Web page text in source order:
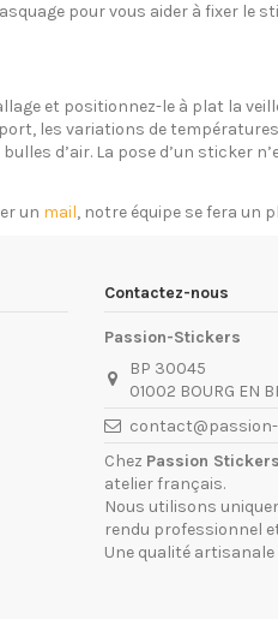
pour vous aider à fixer le
et positionnez-le à plat la
les variations de
d’air. La pose d’un sticker
un mail, notre équipe se fera un
Contactez-nous
Passion-Stickers
BP 30045
01002 BOURG EN
Chez Passion Stickers
atelier français.
Nous utilisons
rendu professionnel
Une qualité artisanale